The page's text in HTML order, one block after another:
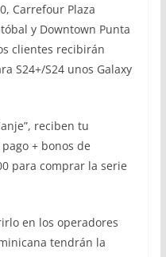
Carrefour Plaza
y Downtown Punta
clientes recibirán
S24+/S24 unos Galaxy
reciben tu
+ bonos de
para comprar la serie
en los operadores
tendrán la